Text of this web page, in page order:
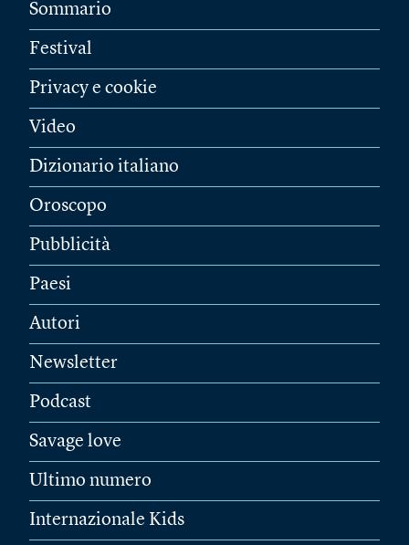
Sommario
Festival
Privacy e cookie
Video
Dizionario italiano
Oroscopo
Pubblicità
Paesi
Autori
Newsletter
Podcast
Savage love
Ultimo numero
Internazionale Kids